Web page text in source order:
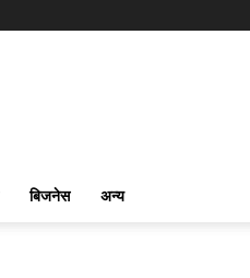
बिजनेस अन्य